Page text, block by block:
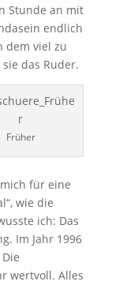
Stunde an mit
endlich
dem viel zu
das Ruder.
Früher
für eine
wie die
ich: Das
Im Jahr 1996
wertvoll. Alles